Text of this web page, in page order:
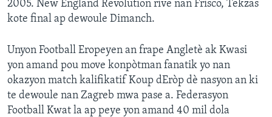
2005. New England Revolution rive nan Frisco, Tekzas
kote final ap dewoule Dimanch.
Unyon Football Eropeyen an frape Angletè ak Kwasi
yon amand pou move konpòtman fanatik yo nan
okazyon match kalifikatif Koup dEròp dè nasyon an ki
te dewoule nan Zagreb mwa pase a. Federasyon
Football Kwat la ap peye yon amand 40 mil dola